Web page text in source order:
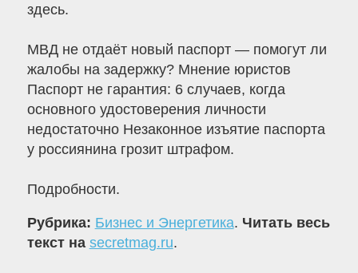
здесь.
МВД не отдаёт новый паспорт — помогут ли
жалобы на задержку? Мнение юристов
Паспорт не гарантия: 6 случаев, когда
основного удостоверения личности
недостаточно Незаконное изъятие паспорта
у россиянина грозит штрафом.
Подробности.
Рубрика: Бизнес и Энергетика. Читать весь
текст на secretmag.ru.